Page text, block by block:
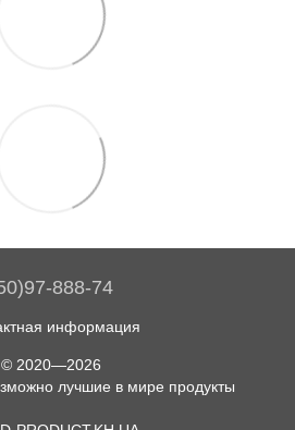
888-74
информация
© 2020—2026
лучшие в мире продукты